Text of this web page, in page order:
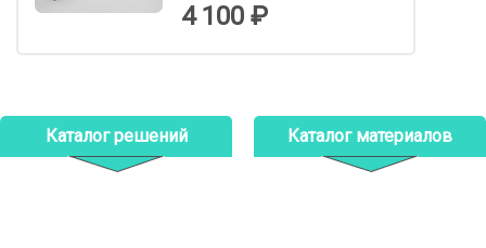
Каталог решений Каталог материалов
4 100 ₽